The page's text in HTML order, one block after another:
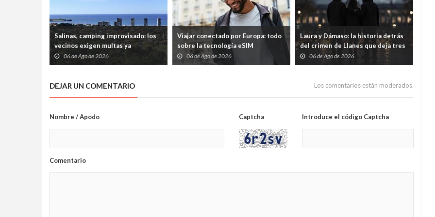
Salinas, camping improvisado: los
vecinos exigen multas ya
06 de Ago de 2026
Viajar conectado por Europa: todo
sobre la tecnología eSIM
06 de Ago de 2026
Laura y Dámaso: la historia detrás
del crimen de Llanes que deja tres
hijos huérfanos
06 de Ago de 2026
DEJAR UN COMENTARIO Los comentarios están moderados.
Nombre / Apodo Captcha Introduce el código Captcha
Comentario